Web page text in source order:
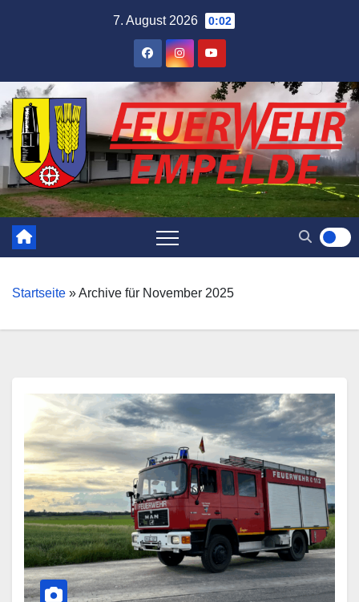
7. August 2026 0:02
Startseite »Archive für November 2025